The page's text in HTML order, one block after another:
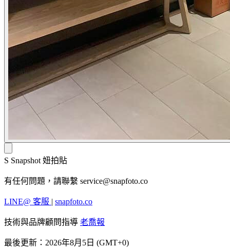
S Snapshot 妞拍貼
有任何問題，請聯繫 service@snapfoto.co
LINE@ 客服 | snapfoto.co
技術與品牌顧問指導 老喬報
最後更新：2026年8月5日 (GMT+0)